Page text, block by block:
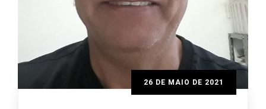
26 DE MAIO DE 2021